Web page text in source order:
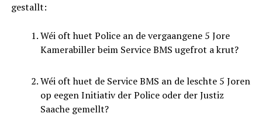
gestallt:
Wéi oft huet Police an de vergaangene 5 Jore
Kamerabiller beim Service BMS ugefrot a krut?
Wéi oft huet de Service BMS an de leschte 5 Joren
op eegen Initiativ der Police oder der Justiz
Saache gemellt?